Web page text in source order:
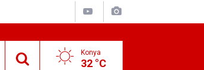
Konya
32 °C